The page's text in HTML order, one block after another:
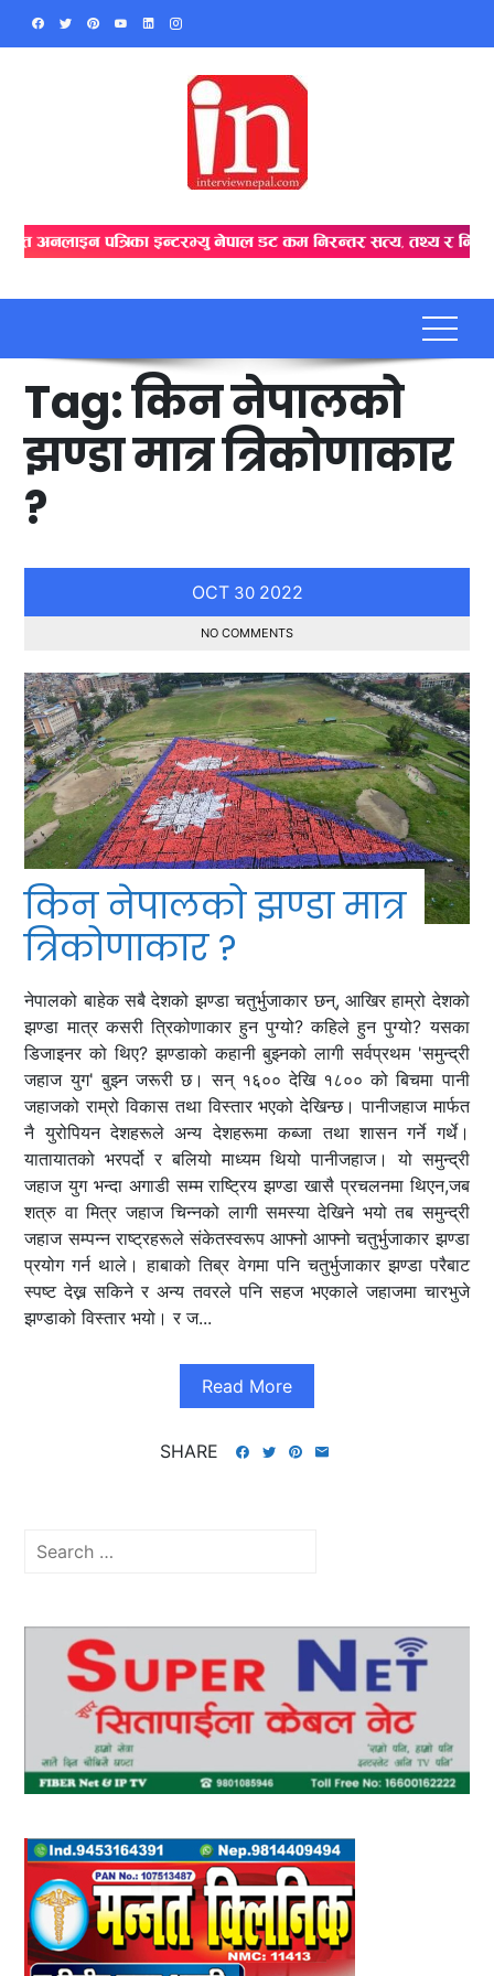
Skip
Tag:किन नेपालको
झण्डा मात्र त्रिकोणाकार
?
OCT 30 2022
NO COMMENTS
किन नेपालको झण्डा मात्र
त्रिकोणाकार ?
नेपालको बाहेक सबै देशको झण्डा चतुर्भुजाकार छन्, आखिर हाम्रो देशको
झण्डा मात्र कसरी त्रिकोणाकार हुन पुग्यो? कहिले हुन पुग्यो? यसका
डिजाइनर को थिए? झण्डाको कहानी बुझ्नको लागी सर्वप्रथम 'समुन्द्री
जहाज युग' बुझ्न जरूरी छ। सन् १६०० देखि १८०० को बिचमा पानी
जहाजको राम्रो विकास तथा विस्तार भएको देखिन्छ। पानीजहाज मार्फत
नै युरोपियन देशहरूले अन्य देशहरूमा कब्जा तथा शासन गर्ने गर्थे।
यातायातको भरपर्दो र बलियो माध्यम थियो पानीजहाज। यो समुन्द्री
जहाज युग भन्दा अगाडी सम्म राष्ट्रिय झण्डा खासै प्रचलनमा थिएन,जब
शत्रु वा मित्र जहाज चिन्नको लागी समस्या देखिने भयो तब समुन्द्री
जहाज सम्पन्न राष्ट्रहरूले संकेतस्वरूप आफ्नो आफ्नो चतुर्भुजाकार झण्डा
प्रयोग गर्न थाले। हाबाको तिब्र वेगमा पनि चतुर्भुजाकार झण्डा परैबाट
स्पष्ट देख्न सकिने र अन्य तवरले पनि सहज भएकाले जहाजमा चारभुजे
झण्डाको विस्तार भयो। र ज...
Read More
SHARE
Search